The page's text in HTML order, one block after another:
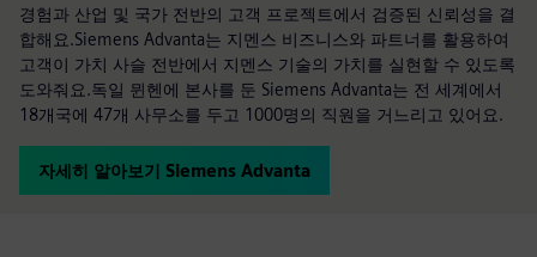
경험과 산업 및 국가 전반의 고객 프로젝트에서 검증된 신뢰성을 결
합해요.Siemens Advanta는 지멘스 비즈니스와 파트너를 활용하여
고객이 가치 사슬 전반에서 지멘스 기술의 가치를 실현할 수 있도록
도와줘요.독일 뮌헨에 본사를 둔 Siemens Advanta는 전 세계에서
18개국에 47개 사무소를 두고 1000명의 직원을 거느리고 있어요.
자세히 알아보기 Siemens Advanta